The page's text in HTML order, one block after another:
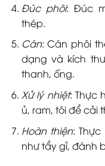
Đúc phôi: Đúc
thép.
Cán: Cán phôi
dạng và kích
thanh, ống.
Xử lý nhiệt: Thực
ủ, ram, tôi để cải
Hoàn thiện:
như tẩy gỉ, đánh